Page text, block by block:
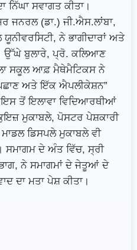
ਨਿੱਘਾ ਸਵਾਗਤ ਕੀਤਾ।
ਜਨਰਲ (ਡਾ.) ਜੀ.ਐਸ.ਲਾਂਬਾ,
ਨੇ ਭਾਗੀਦਾਰਾਂ ਅਤੇ
ਉੱਘੇ ਬੁਲਾਰੇ, ਪ੍ਰੋ. ਕਲਿਆਣ
ਸਕੂਲ ਆਫ਼ ਮੈਥੇਮੈਟਿਕਸ ਨੇ
ਅਤੇ ਇੱਕ ਐਪਲੀਕੇਸ਼ਨ”
ਇਸ ਤੋਂ ਇਲਾਵਾ ਵਿਦਿਆਰਥੀਆਂ
ਮੁਕਾਬਲੇ, ਪੋਸਟਰ ਪੇਸ਼ਕਾਰੀ
ਡਿਸਪਲੇ ਮੁਕਾਬਲੇ ਵੀ
ਸਮਾਗਮ ਦੇ ਅੰਤ ਵਿੱਚ, ਸ੍ਰੀ
ਨੇ ਸਮਾਗਮਾਂ ਦੇ ਜੇਤੂਆਂ ਦੇ
ਦਾ ਮਤਾ ਪੇਸ਼ ਕੀਤਾ।